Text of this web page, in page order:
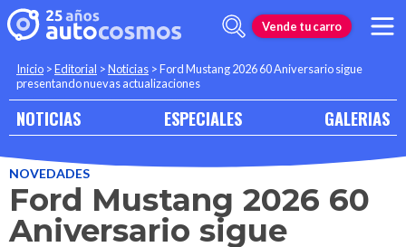
Vende tu carro
Inicio >Editorial >Noticias >Ford Mustang 2026 60 Aniversario sigue
presentando nuevas actualizaciones
NOTICIAS ESPECIALES GALERIAS
NOVEDADES
Ford Mustang 2026 60
Aniversario sigue